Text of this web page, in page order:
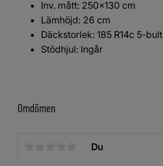
Inv. mått: 250x130 cm
Lämhöjd: 26 cm
Däckstorlek: 185 R14c 5-bult
Stödhjul: Ingår
Omdömen
Du